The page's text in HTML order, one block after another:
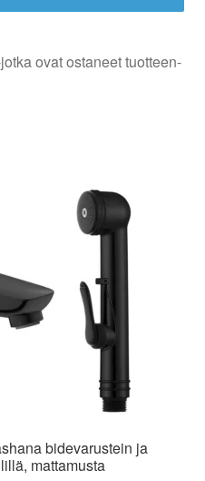
ovat ostaneet tuotteen-
bidevarustein ja
mattamusta